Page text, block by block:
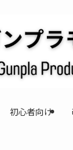
初心者向け